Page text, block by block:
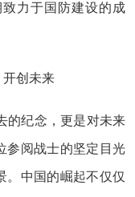
力于国防建设的成
开创未来
的纪念，更是对未来
参阅战士的坚定目光
。中国的崛起不仅仅